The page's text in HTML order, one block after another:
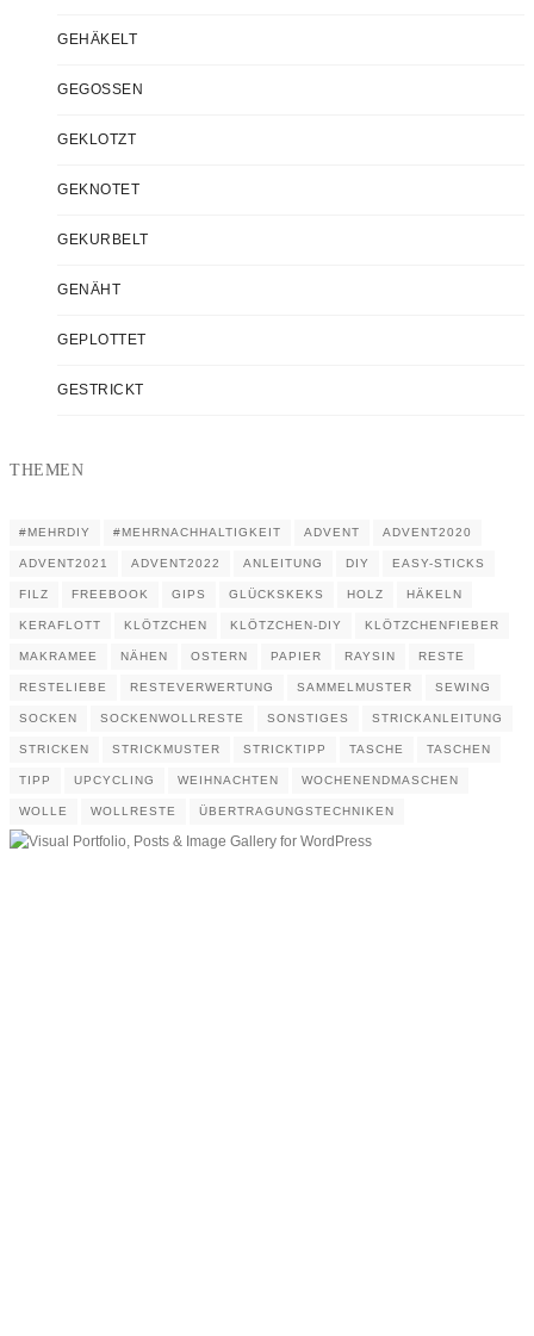
GEHÄKELT
GEGOSSEN
GEKLOTZT
GEKNOTET
GEKURBELT
GENÄHT
GEPLOTTET
GESTRICKT
THEMEN
#MEHRDIY #MEHRNACHHALTIGKEIT ADVENT ADVENT2020
ADVENT2021 ADVENT2022 ANLEITUNG DIY EASY-STICKS
FILZ FREEBOOK GIPS GLÜCKSKEKS HOLZ HÄKELN
KERAFLOTT KLÖTZCHEN KLÖTZCHEN-DIY KLÖTZCHENFIEBER
MAKRAMEE NÄHEN OSTERN PAPIER RAYSIN RESTE
RESTELIEBE RESTEVERWERTUNG SAMMELMUSTER SEWING
SOCKEN SOCKENWOLLRESTE SONSTIGES STRICKANLEITUNG
STRICKEN STRICKMUSTER STRICKTIPP TASCHE TASCHEN
TIPP UPCYCLING WEIHNACHTEN WOCHENENDMASCHEN
WOLLE WOLLRESTE ÜBERTRAGUNGSTECHNIKEN